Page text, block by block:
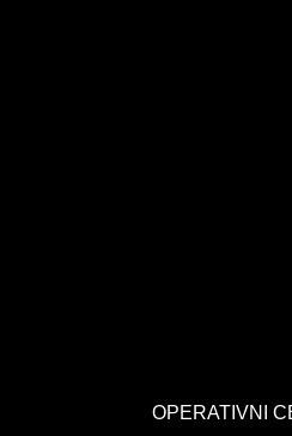
OPERATIVNI